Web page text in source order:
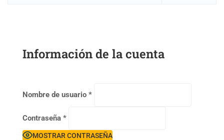
Información de la cuenta
Nombre de usuario *
Contraseña *
MOSTRAR CONTRASEÑA